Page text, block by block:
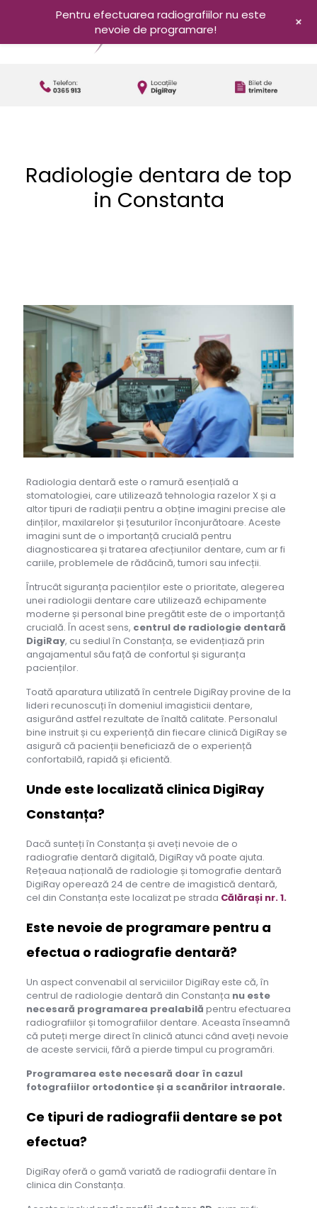
Radiologie dentara de top
in Constanta
Radiologia dentară este o ramură esențială a
stomatologiei, care utilizează tehnologia razelor X și a
altor tipuri de radiații pentru a obține imagini precise ale
dinților, maxilarelor și țesuturilor înconjurătoare. Aceste
imagini sunt de o importanță crucială pentru
diagnosticarea și tratarea afecțiunilor dentare, cum ar fi
cariile, problemele de rădăcină, tumori sau infecții.
Întrucât siguranța pacienților este o prioritate, alegerea
unei radiologii dentare care utilizează echipamente
moderne și personal bine pregătit este de o importanță
crucială. În acest sens, centrul de radiologie dentară
DigiRay, cu sediul în Constanța, se evidențiază prin
angajamentul său față de confortul și siguranța
pacienților.
Toată aparatura utilizată în centrele DigiRay provine de la
lideri recunoscuți în domeniul imagisticii dentare,
asigurând astfel rezultate de înaltă calitate. Personalul
bine instruit și cu experiență din fiecare clinică DigiRay se
asigură că pacienții beneficiază de o experiență
confortabilă, rapidă și eficientă.
Unde este localizată clinica DigiRay
Constanța?
Dacă sunteți în Constanța și aveți nevoie de o
radiografie dentară digitală, DigiRay vă poate ajuta.
Rețeaua națională de radiologie și tomografie dentară
DigiRay operează 24 de centre de imagistică dentară,
cel din Constanța este localizat pe strada Călărași nr. 1.
Este nevoie de programare pentru a
efectua o radiografie dentară?
Un aspect convenabil al serviciilor DigiRay este că, în
centrul de radiologie dentară din Constanța nu este
necesară programarea prealabilă pentru efectuarea
radiografiilor și tomografiilor dentare. Aceasta înseamnă
că puteți merge direct în clinică atunci când aveți nevoie
de aceste servicii, fără a pierde timpul cu programări.
Programarea este necesară doar în cazul
fotografiilor ortodontice și a scanărilor intraorale.
Ce tipuri de radiografii dentare se pot
efectua?
DigiRay oferă o gamă variată de radiografii dentare în
clinica din Constanța.
Pentru efectuarea radiografiilor nu este
nevoie de programare!
+